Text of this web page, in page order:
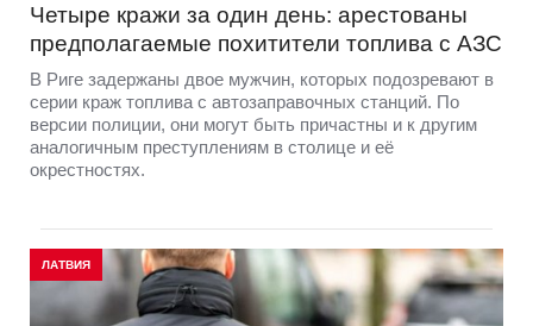
Четыре кражи за один день: арестованы
предполагаемые похитители топлива с АЗС
В Риге задержаны двое мужчин, которых подозревают в
серии краж топлива с автозаправочных станций. По
версии полиции, они могут быть причастны и к другим
аналогичным преступлениям в столице и её
окрестностях.
ЛАТВИЯ